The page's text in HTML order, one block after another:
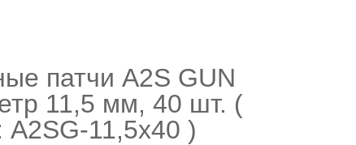
патчи A2S GUN
11,5 мм, 40 шт. (
A2SG-11,5x40 )